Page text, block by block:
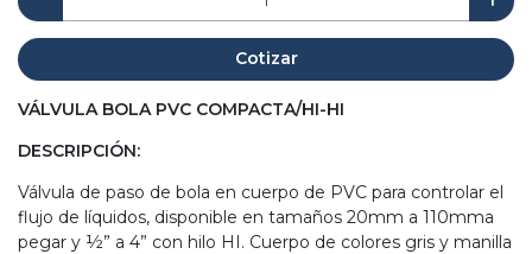
Cotizar
VÁLVULA BOLA PVC COMPACTA/HI-HI
DESCRIPCIÓN:
Válvula de paso de bola en cuerpo de PVC para controlar el
flujo de líquidos, disponible en tamaños 20mm a 110mma
pegar y ½” a 4” con hilo HI. Cuerpo de colores gris y manilla